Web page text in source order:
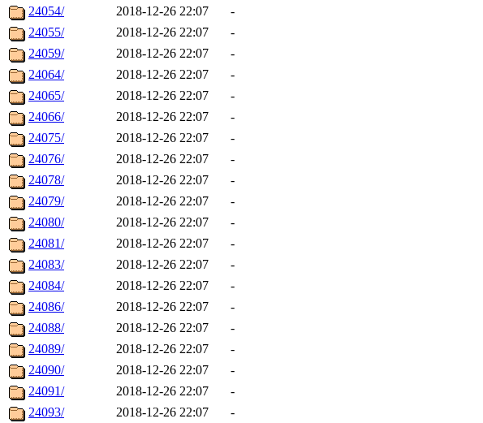
24054/
2018-12-26 22:07
-
24055/
2018-12-26 22:07
-
24059/
2018-12-26 22:07
-
24064/
2018-12-26 22:07
-
24065/
2018-12-26 22:07
-
24066/
2018-12-26 22:07
-
24075/
2018-12-26 22:07
-
24076/
2018-12-26 22:07
-
24078/
2018-12-26 22:07
-
24079/
2018-12-26 22:07
-
24080/
2018-12-26 22:07
-
24081/
2018-12-26 22:07
-
24083/
2018-12-26 22:07
-
24084/
2018-12-26 22:07
-
24086/
2018-12-26 22:07
-
24088/
2018-12-26 22:07
-
24089/
2018-12-26 22:07
-
24090/
2018-12-26 22:07
-
24091/
2018-12-26 22:07
-
24093/
2018-12-26 22:07
-